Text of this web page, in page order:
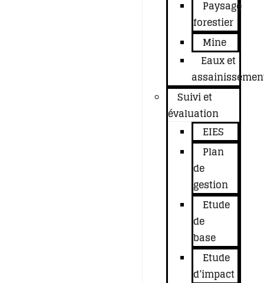
Paysage
forestier
Mine
Eaux et
Suivi et
évaluation
EIES
Plan
de
gestion
Etude
de
base
Etude
d’impact